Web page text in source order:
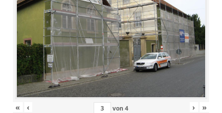
« ‹ von 4 › »